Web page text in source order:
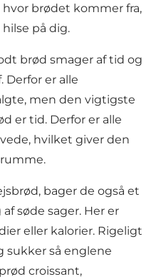
brødet kommer fra,
på dig.
brød smager af tid og
Derfor er alle
men den vigtigste
er tid. Derfor er alle
hvilket giver den
bager de også et
søde sager. Her er
eller kalorier. Rigeligt
sukker så englene
croissant,